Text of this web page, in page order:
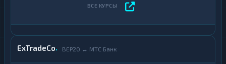
ExTradeCo BEP20 ↔ МТС Банк